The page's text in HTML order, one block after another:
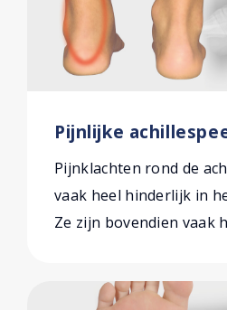
Pijnlijke
Pijnklachten rond de
vaak heel hinderlijk in
Ze zijn bovendien vaak